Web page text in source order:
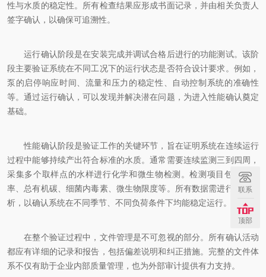
性与水质的稳定性。所有检查结果应形成书面记录，并由相关负责人
签字确认，以确保可追溯性。
运行确认阶段是在安装完成并调试合格后进行的功能测试。该阶
段主要验证系统在不同工况下的运行状态是否符合设计要求。例如，
泵的启停响应时间、流量和压力的稳定性、自动控制系统的准确性
等。通过运行确认，可以发现并解决潜在问题，为进入性能确认奠定
基础。
性能确认阶段是验证工作的关键环节，旨在证明系统在连续运行
过程中能够持续产出符合标准的水质。通常需要连续监测三到四周，
采集多个取样点的水样进行化学和微生物检测。检测项目包括电导
率、总有机碳、细菌内毒素、微生物限度等。所有数据需进行统计分
析，以确认系统在不同季节、不同负荷条件下均能稳定运行。
在整个验证过程中，文件管理是不可忽视的部分。所有确认活动
都应有详细的记录和报告，包括偏差说明和纠正措施。完整的文件体
系不仅有助于企业内部质量管理，也为外部审计提供有力支持。
联系
顶部